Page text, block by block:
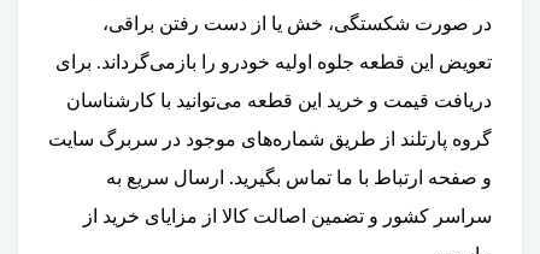
در صورت شکستگی، خش یا از دست رفتن براقی،
تعویض این قطعه جلوه اولیه خودرو را بازمی‌گرداند. برای
دریافت قیمت و خرید این قطعه می‌توانید با کارشناسان
گروه پارتلند از طریق شماره‌های موجود در سربرگ سایت
و صفحه ارتباط با ما تماس بگیرید. ارسال سریع به
سراسر کشور و تضمین اصالت کالا از مزایای خرید از